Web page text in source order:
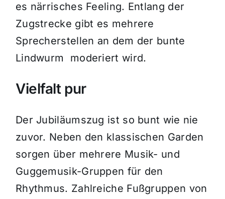
es närrisches Feeling. Entlang der
Zugstrecke gibt es mehrere
Sprecherstellen an dem der bunte
Lindwurm moderiert wird.
Vielfalt pur
Der Jubiläumszug ist so bunt wie nie
zuvor. Neben den klassischen Garden
sorgen über mehrere Musik- und
Guggemusik-Gruppen für den
Rhythmus. Zahlreiche Fußgruppen von